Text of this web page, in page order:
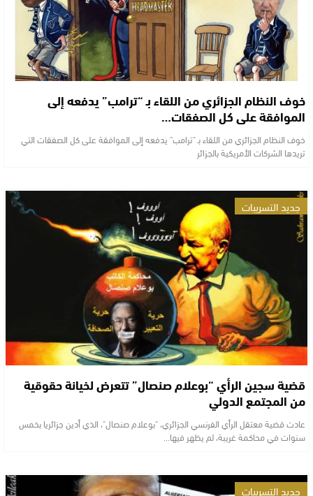
خوف النظام الجزائري من اللقاء بـ “ترامب” يدفعه إلى
الموافقة على كل الصفقات…
خوف النظام الجزائري من اللقاء بـ "ترامب" يدفعه إلى الموافقة على كل الصفقات التي
تريدها الشركات الأمريكية بالجزائر
جديد التسريبات
قضية سجين الرأي “بوعلام صنصال” تتعرض لخيانة حقوقية
من المجتمع الدولي
عادت قضية معتقل الرأي الفرنسي الجزائري، "بوعلام صنصال"، الذي أدين جزائريا بخمس
سنوات في محاكمة غريبة، لم يظهر فيها…
جديد التسريبات